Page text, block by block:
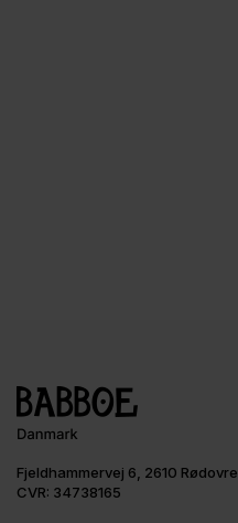
Fjeldhammervej 6, 2610 Rødovre
CVR: 34738165